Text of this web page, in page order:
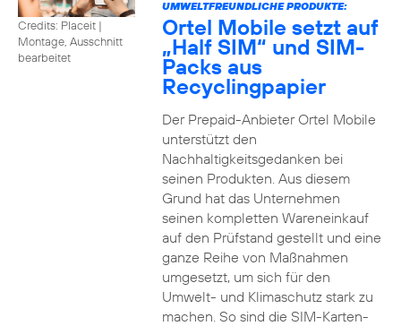
Credits: Placeit |
Montage, Ausschnitt
bearbeitet
UMWELTFREUNDLICHE PRODUKTE:
Ortel Mobile setzt auf
„Half SIM“ und SIM-
Packs aus
Recyclingpapier
Der Prepaid-Anbieter Ortel Mobile
unterstützt den
Nachhaltigkeitsgedanken bei
seinen Produkten. Aus diesem
Grund hat das Unternehmen
seinen kompletten Wareneinkauf
auf den Prüfstand gestellt und eine
ganze Reihe von Maßnahmen
umgesetzt, um sich für den
Umwelt- und Klimaschutz stark zu
machen. So sind die SIM-Karten-